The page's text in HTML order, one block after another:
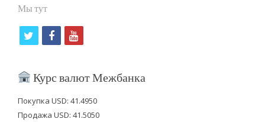
Мы тут
i
t
f
c
b
y
u
u
Курс валют Межбанка
Покупка USD: 41.4950
Продажа USD: 41.5050